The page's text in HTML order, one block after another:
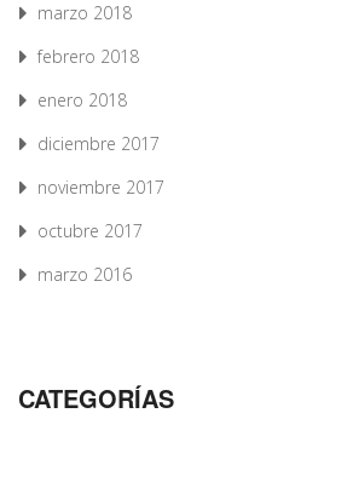
marzo 2018
febrero 2018
enero 2018
diciembre 2017
noviembre 2017
octubre 2017
marzo 2016
CATEGORÍAS